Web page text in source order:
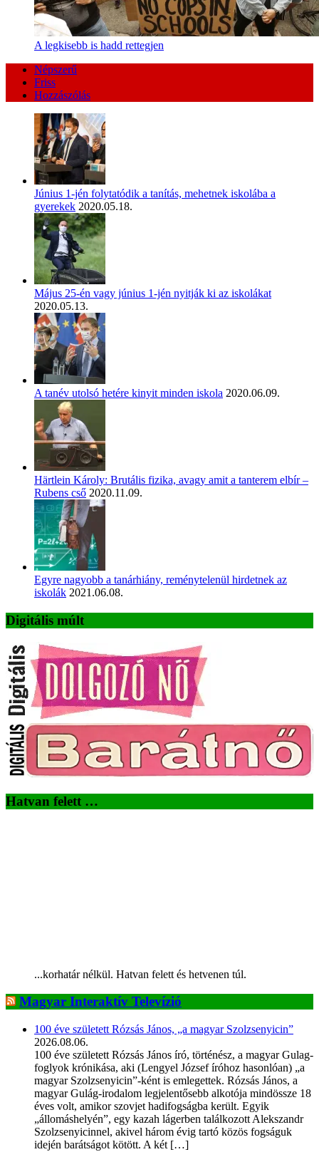
A legkisebb is hadd rettegjen
Népszerű
Friss
Hozzászólás
Június 1-jén folytatódik a tanítás, mehetnek iskolába a
gyerekek 2020.05.18.
Május 25-én vagy június 1-jén nyitják ki az iskolákat
2020.05.13.
A tanév utolsó hetére kinyit minden iskola 2020.06.09.
Härtlein Károly: Brutális fizika, avagy amit a tanterem elbír –
Rubens cső 2020.11.09.
Egyre nagyobb a tanárhiány, reménytelenül hirdetnek az
iskolák 2021.06.08.
Digitális múlt
Hatvan felett …
...korhatár nélkül. Hatvan felett és hetvenen túl.
Magyar Interaktív Televízió
100 éve született Rózsás János, „a magyar Szolzsenyicin”
2026.08.06.
100 éve született Rózsás János író, történész, a magyar Gulag-
foglyok krónikása, aki (Lengyel József íróhoz hasonlóan) „a
magyar Szolzsenyicin”-ként is emlegettek. Rózsás János, a
magyar Gulág-irodalom legjelentősebb alkotója mindössze 18
éves volt, amikor szovjet hadifogságba került. Egyik
„állomáshelyén”, egy kazah lágerben találkozott Alekszandr
Szolzsenyicinnel, akivel három évig tartó közös fogságuk
idején barátságot kötött. A két […]